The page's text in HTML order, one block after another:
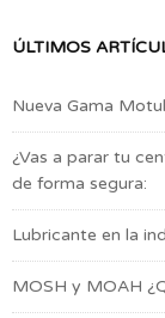
ÚLTIMOS
Nueva Gama
¿Vas a parar tu
de forma segura:
Lubricante en la
MOSH y MOAH